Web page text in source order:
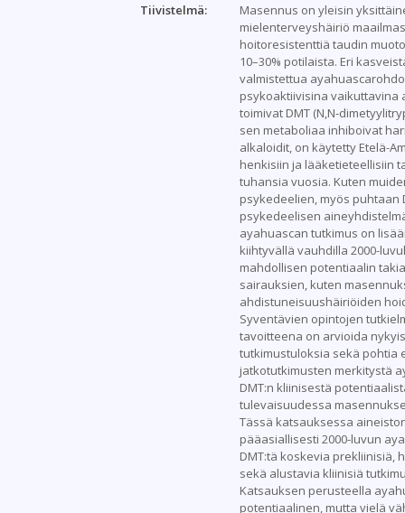
Tiivistelmä:
Masennus on yleisin
mielenterveyshäiriö
hoitoresistenttiä taudin
10–30% potilaista. Eri
valmistettua
psykoaktiivisina vaikuttavina
toimivat DMT (N,N-
sen metaboliaa inhiboivat
alkaloidit, on käytetty Etelä-
henkisiin ja lääketieteellisiin
tuhansia vuosia. Kuten
psykedeelien, myös puhtaan
psykedeelisen
ayahuascan tutkimus on
kiihtyvällä vauhdilla 2000-
mahdollisen potentiaalin
sairauksien, kuten
ahdistuneisuushäiriöiden
Syventävien opintojen
tavoitteena on arvioida
tutkimustuloksia sekä pohtia
jatkotutkimusten merkitystä
DMT:n kliinisestä
tulevaisuudessa
Tässä katsauksessa
pääasiallisesti 2000-luvun
DMT:tä koskevia prekliinisiä,
sekä alustavia kliinisiä
Katsauksen perusteella
potentiaalinen, mutta vielä